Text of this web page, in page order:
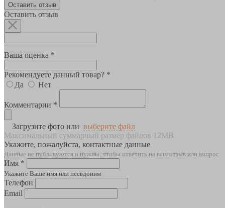
Оставить отзыв
Оставить отзыв
Ваша оценка *
Рекомендуете данный товар? *
Да
Нет
Комментарии *
Загрузите фото или выберите файл
Максимальный суммарный размер файлов 12MB
Укажите, пожалуйста, контактные данные
Данные не публикуются и нужны, чтобы ответить на ваш отзыв или вопрос
Имя *
Укажите Ваше имя или псевдоним
Телефон
Email